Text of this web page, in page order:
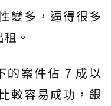
變多，逼得很多
。
的案件佔 7 成以
較容易成功，銀